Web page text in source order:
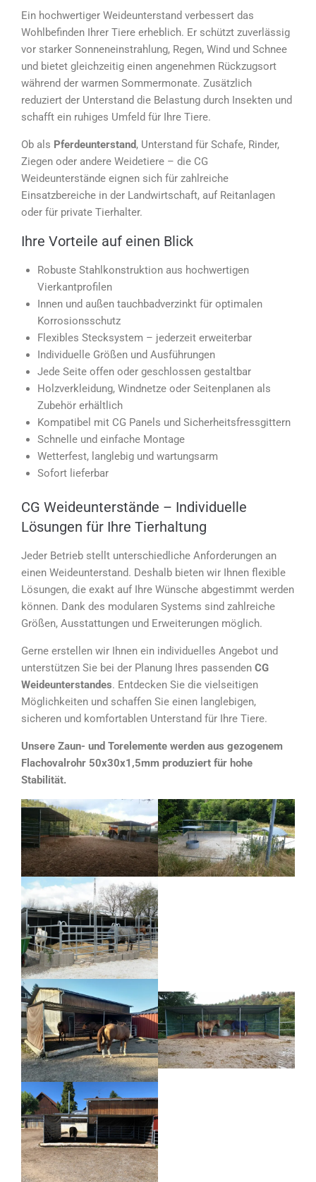
Ein hochwertiger Weideunterstand verbessert das
Wohlbefinden Ihrer Tiere erheblich. Er schützt zuverlässig
vor starker Sonneneinstrahlung, Regen, Wind und Schnee
und bietet gleichzeitig einen angenehmen Rückzugsort
während der warmen Sommermonate. Zusätzlich
reduziert der Unterstand die Belastung durch Insekten und
schafft ein ruhiges Umfeld für Ihre Tiere.
Ob als Pferdeunterstand, Unterstand für Schafe, Rinder,
Ziegen oder andere Weidetiere – die CG
Weideunterstände eignen sich für zahlreiche
Einsatzbereiche in der Landwirtschaft, auf Reitanlagen
oder für private Tierhalter.
Ihre Vorteile auf einen Blick
Robuste Stahlkonstruktion aus hochwertigen
Vierkantprofilen
Innen und außen tauchbadverzinkt für optimalen
Korrosionsschutz
Flexibles Stecksystem – jederzeit erweiterbar
Individuelle Größen und Ausführungen
Jede Seite offen oder geschlossen gestaltbar
Holzverkleidung, Windnetze oder Seitenplanen als
Zubehör erhältlich
Kompatibel mit CG Panels und Sicherheitsfressgittern
Schnelle und einfache Montage
Wetterfest, langlebig und wartungsarm
Sofort lieferbar
CG Weideunterstände – Individuelle
Lösungen für Ihre Tierhaltung
Jeder Betrieb stellt unterschiedliche Anforderungen an
einen Weideunterstand. Deshalb bieten wir Ihnen flexible
Lösungen, die exakt auf Ihre Wünsche abgestimmt werden
können. Dank des modularen Systems sind zahlreiche
Größen, Ausstattungen und Erweiterungen möglich.
Gerne erstellen wir Ihnen ein individuelles Angebot und
unterstützen Sie bei der Planung Ihres passenden CG
Weideunterstandes. Entdecken Sie die vielseitigen
Möglichkeiten und schaffen Sie einen langlebigen,
sicheren und komfortablen Unterstand für Ihre Tiere.
Unsere Zaun- und Torelemente werden aus gezogenem
Flachovalrohr 50x30x1,5mm produziert für hohe
Stabilität.